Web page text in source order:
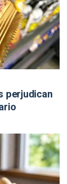
perjudican